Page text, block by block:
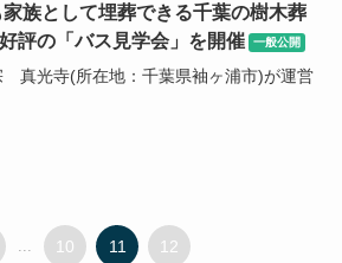
族として埋葬できる千葉の樹木葬
の「バス見学会」を開催
一般公開
光寺(所在地：千葉県袖ヶ浦市)が運営
10 11 12